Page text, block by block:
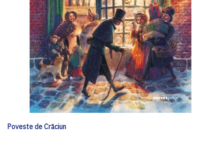
Poveste de Crăciun